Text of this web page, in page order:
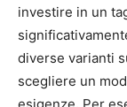
investire in un
diverse varianti
scegliere un